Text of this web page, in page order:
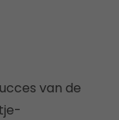
van de